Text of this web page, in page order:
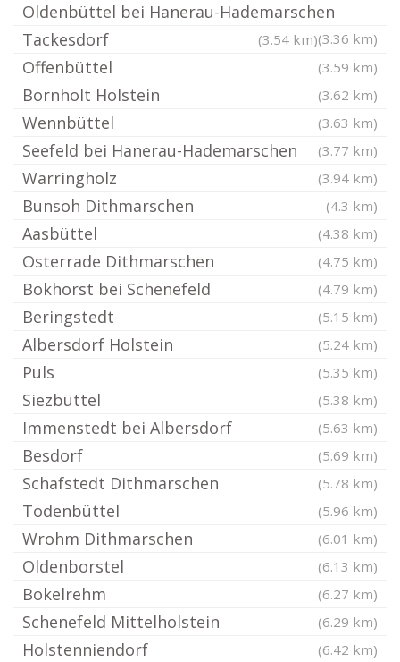
Oldenbüttel bei Hanerau-Hademarschen
(3.36 km)
Tackesdorf (3.54 km)
Offenbüttel (3.59 km)
Bornholt Holstein (3.62 km)
Wennbüttel (3.63 km)
Seefeld bei Hanerau-Hademarschen (3.77 km)
Warringholz (3.94 km)
Bunsoh Dithmarschen (4.3 km)
Aasbüttel (4.38 km)
Osterrade Dithmarschen (4.75 km)
Bokhorst bei Schenefeld (4.79 km)
Beringstedt (5.15 km)
Albersdorf Holstein (5.24 km)
Puls (5.35 km)
Siezbüttel (5.38 km)
Immenstedt bei Albersdorf (5.63 km)
Besdorf (5.69 km)
Schafstedt Dithmarschen (5.78 km)
Todenbüttel (5.96 km)
Wrohm Dithmarschen (6.01 km)
Oldenborstel (6.13 km)
Bokelrehm (6.27 km)
Schenefeld Mittelholstein (6.29 km)
Holstenniendorf (6.42 km)